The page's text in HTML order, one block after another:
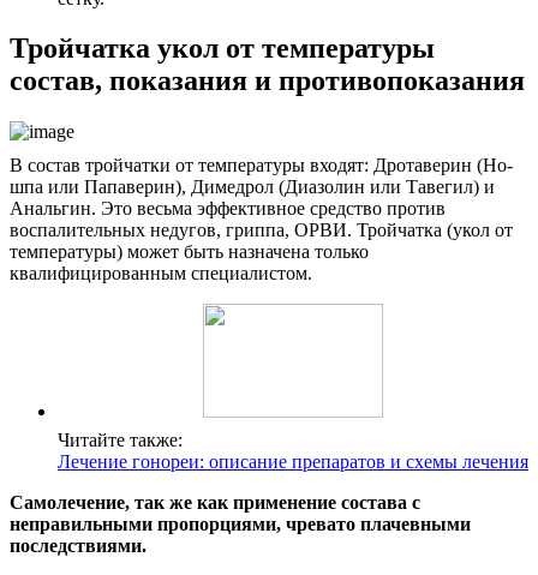
Тройчатка укол от температуры
состав, показания и противопоказания
В состав тройчатки от температуры входят: Дротаверин (Но-
шпа или Папаверин), Димедрол (Диазолин или Тавегил) и
Анальгин. Это весьма эффективное средство против
воспалительных недугов, гриппа, ОРВИ. Тройчатка (укол от
температуры) может быть назначена только
квалифицированным специалистом.
Читайте также:
Лечение гонореи: описание препаратов и схемы лечения
Самолечение, так же как применение состава с
неправильными пропорциями, чревато плачевными
последствиями.